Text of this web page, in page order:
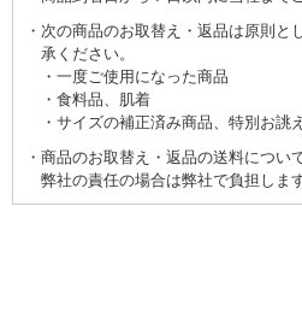
次の商品のお取替え・返品は原則と
承ください。
一度ご使用になった商品
食料品、肌着
サイズの補正済み商品、特別お誂
商品のお取替え・返品の送料につい
弊社の責任の場合は弊社で負担しま